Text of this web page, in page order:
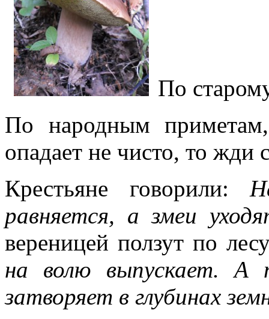
По
По народным
опадает не чисто, то жди
Крестьяне говорили:
равняется, а змеи
вереницей ползут по
на волю выпускает. А
затворяет в глубинах